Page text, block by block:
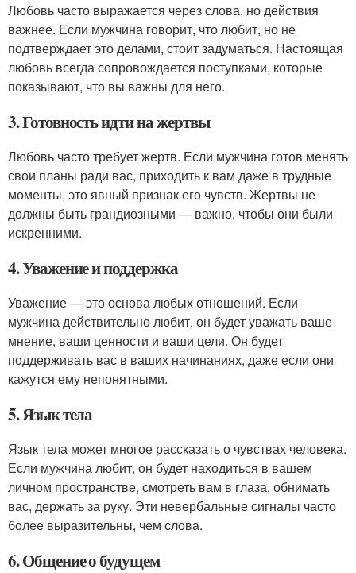
Любовь часто выражается через слова, но действия
важнее. Если мужчина говорит, что любит, но не
подтверждает это делами, стоит задуматься. Настоящая
любовь всегда сопровождается поступками, которые
показывают, что вы важны для него.
3. Готовность идти на жертвы
Любовь часто требует жертв. Если мужчина готов менять
свои планы ради вас, приходить к вам даже в трудные
моменты, это явный признак его чувств. Жертвы не
должны быть грандиозными — важно, чтобы они были
искренними.
4. Уважение и поддержка
Уважение — это основа любых отношений. Если
мужчина действительно любит, он будет уважать ваше
мнение, ваши ценности и ваши цели. Он будет
поддерживать вас в ваших начинаниях, даже если они
кажутся ему непонятными.
5. Язык тела
Язык тела может многое рассказать о чувствах человека.
Если мужчина любит, он будет находиться в вашем
личном пространстве, смотреть вам в глаза, обнимать
вас, держать за руку. Эти невербальные сигналы часто
более выразительны, чем слова.
6. Общение о будущем